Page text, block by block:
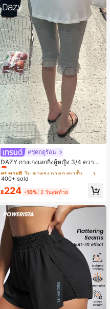
#ชุดฤดูร้อน
DAZY กางเกงเลกกิ้งผู้หญิง 3/4 ความย
าวขา ทรงเข้ารูป แต่งลูกไม้แบบปะติด
ลำลอง สำหรับวันหยุดฤดูร้อน
#1 ขายดี
เกือบหมดแล้ว!
#1 ขายดี
เกือบหมดแล้ว!
#1 ขายดี
เกือบหมดแล้ว!
#1 ขายดี
400+ sold
฿224 -10% 2 วันสุดท้าย